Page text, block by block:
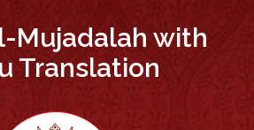
Mujadalah with
Translation